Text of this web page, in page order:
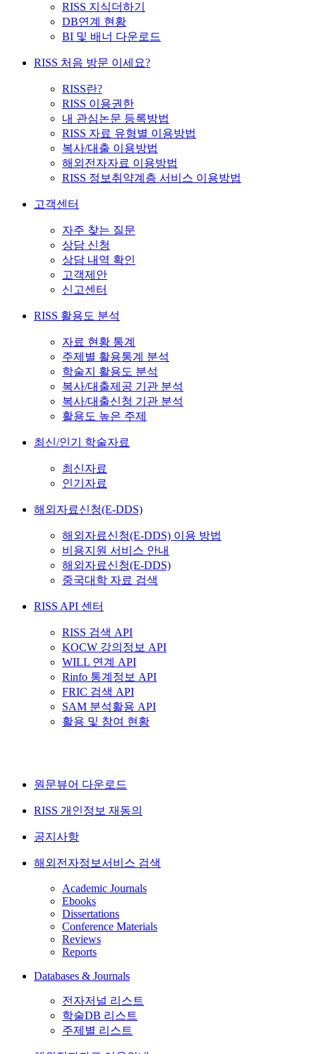
RISS 지식더하기
DB연계 현황
BI 및 배너 다운로드
RISS 처음 방문 이세요?
RISS란?
RISS 이용권한
내 관심논문 등록방법
RISS 자료 유형별 이용방법
복사/대출 이용방법
해외전자자료 이용방법
RISS 정보취약계층 서비스 이용방법
고객센터
자주 찾는 질문
상담 신청
상담 내역 확인
고객제안
신고센터
RISS 활용도 분석
자료 현황 통계
주제별 활용통계 분석
학술지 활용도 분석
복사/대출제공 기관 분석
복사/대출신청 기관 분석
활용도 높은 주제
최신/인기 학술자료
최신자료
인기자료
해외자료신청(E-DDS)
해외자료신청(E-DDS) 이용 방법
비용지원 서비스 안내
해외자료신청(E-DDS)
중국대학 자료 검색
RISS API 센터
RISS 검색 API
KOCW 강의정보 API
WILL 연계 API
Rinfo 통계정보 API
FRIC 검색 API
SAM 분석활용 API
활용 및 참여 현황
원문뷰어 다운로드
RISS 개인정보 재동의
공지사항
해외전자정보서비스 검색
Academic Journals
Ebooks
Dissertations
Conference Materials
Reviews
Reports
Databases & Journals
전자저널 리스트
학술DB 리스트
주제별 리스트